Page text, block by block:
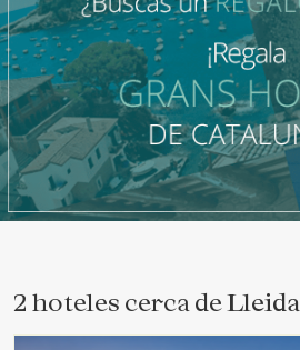
2 hoteles cerca deLleida